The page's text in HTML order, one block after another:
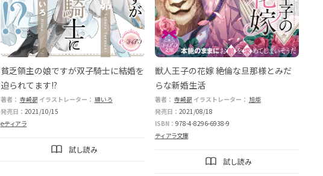
貧乏領主の娘ですが双子騎士に結婚を
迫られてます!?
著者： 寺崎昴 イラストレーター： 緋いろ
発売日： 2021/10/15
e-ティアラ
試し読み
獣人王子の花嫁 絶倫な旦那様とみだ
らな新婚生活
著者： 寺崎昴 イラストレーター： 旭炬
発売日： 2021/08/18
ISBN： 978-4-8296-6938-9
ティアラ文庫
試し読み